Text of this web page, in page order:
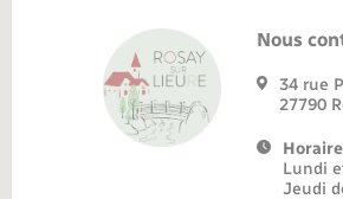
Nous
34 rue
27790
Lundi
Jeudi